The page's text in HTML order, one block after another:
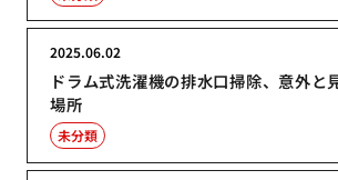
ドラム式洗濯機の排水口掃除、意外と
場所
2025.06.02
未分類